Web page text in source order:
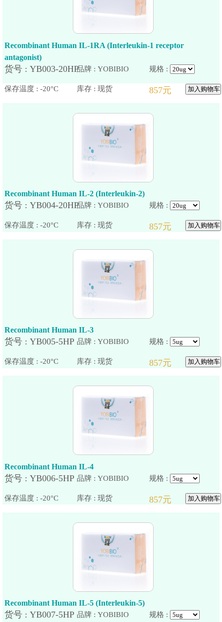
Recombinant Human IL-1RA (Interleukin-1 receptor
antagonist)
品牌 : YOBIBIO 规格 :
保存温度 : -20°C
Recombinant Human IL-2 (Interleukin-2)
品牌 : YOBIBIO 规格 :
保存温度 : -20°C
Recombinant Human IL-3
品牌 : YOBIBIO 规格 :
保存温度 : -20°C
Recombinant Human IL-4
品牌 : YOBIBIO 规格 :
保存温度 : -20°C
Recombinant Human IL-5 (Interleukin-5)
品牌 : YOBIBIO 规格 :